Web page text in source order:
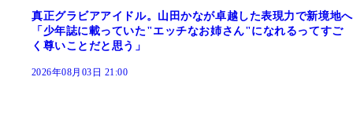
真正グラビアアイドル。山田かなが卓越した表現力で新境地へ
「少年誌に載っていた"エッチなお姉さん"になれるってすご
く尊いことだと思う」
2026年08月03日 21:00